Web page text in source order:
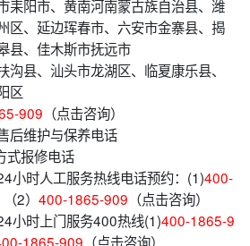
耒阳市、黄南河南蒙古族自治县、潍
区、延边珲春市、六安市金寨县、揭
县、佳木斯市抚远市
县、汕头市龙湖区、临夏康乐县、
区
909 （点击咨询）
后维护与保养电话
式报修电话
小时人工服务热线电话预约：(1)400-
2） 400-1865-909 （点击咨询）
小时上门服务400热线(1)400-1865-9
1865-909 （点击咨询）